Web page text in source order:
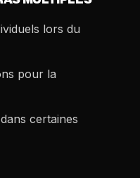
lors du
pour la
certaines